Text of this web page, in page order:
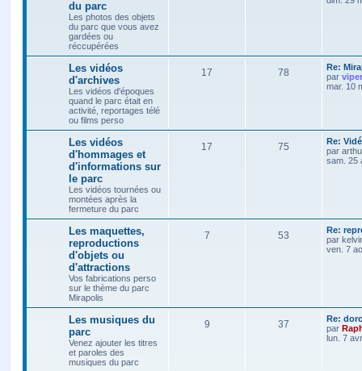
du parc
Les photos des objets
du parc que vous avez
gardées ou
réccupérées
Les vidéos
d'archives
Les vidéos d'époques
quand le parc était en
activité, reportages télé
ou films perso
17 78
Re:
par
mar. 10
Les vidéos
d'hommages et
d'informations sur
le parc
Les vidéos tournées ou
montées après la
fermeture du parc
17 75
Re:
par
sam. 25
Les maquettes,
reproductions
d'objets ou
d'attractions
Vos fabrications perso
sur le thème du parc
Mirapolis
7 53
Re:
par
ven. 7
Les musiques du
parc
Venez ajouter les titres
et paroles des
musiques du parc
9 37
Re:
par
lun. 7